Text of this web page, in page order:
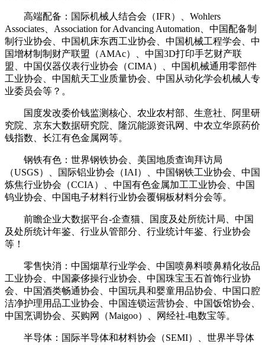
高端配备：国际机械人结合会（IFR）、Wohlers
Associates、Association for Advancing Automation、中国配备制
制行业协会、中国机床东西工业协会、中国机械工程学会、中
国增材制制财产联盟（AMAc）、中国3D打印手艺财产联
盟、中国仪器仪表行业协会（CIMA）、中国机械通用零部件
工业协会、中国航天工业质量协会、中国从动化学会机械人专
业委员会等？。
国度发改委价钱监测核心、农业农村部、生意社、阿里研
究院、京东大数据研究院、隆沉能源资讯网、中农立华原药价
钱指数、长江有色金属网等。
钢铁有色：世界钢铁协会、美国地质查询拜访局
（USGS）、国际铝业协会（IAI）、中国钢铁工业协会、中国
炼焦行业协会（CCIA）、中国有色金属加工工业协会、中国
钨业协会、中国电子材料行业协会覆铜板材料分会等。
前瞻企业大数据平台-企查猫、国度及处所统计局、中国
及处所统计年鉴、行业从管部分、行业统计年鉴、行业协会
等！
零售快消：中国烟草行业学会、中国喷鼻料喷鼻精化妆品
工业协会、中国豪侈操行业协会、中国珠宝玉石首饰行业协
会、中国酒类畅通协会、中国玩具和婴童用品协会、中国口腔
洁净护理用品工业协会、中国连锁运营协会、中国饭馆协会、
中国烹调协会、买购网（Maigoo）、网经社-电数宝等。
半导体：国际半导体和材料协会（SEMI）、世界半导体